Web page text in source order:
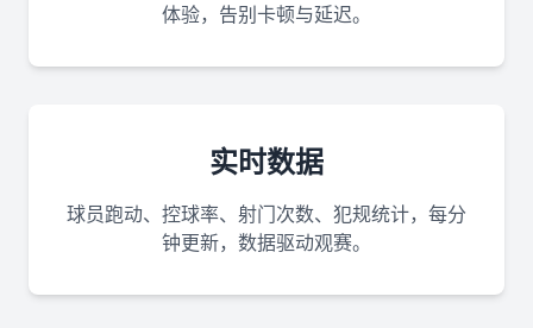
体验，告别卡顿与延迟。
实时数据
球员跑动、控球率、射门次数、犯规统计，每分
钟更新，数据驱动观赛。